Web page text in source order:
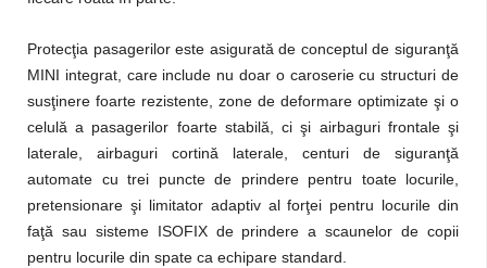
Protecţia pasagerilor este asigurată de conceptul de siguranţă
MINI integrat, care include nu doar o caroserie cu structuri de
susţinere foarte rezistente, zone de deformare optimizate şi o
celulă a pasagerilor foarte stabilă, ci şi airbaguri frontale şi
laterale, airbaguri cortină laterale, centuri de siguranţă
automate cu trei puncte de prindere pentru toate locurile,
pretensionare şi limitator adaptiv al forţei pentru locurile din
faţă sau sisteme ISOFIX de prindere a scaunelor de copii
pentru locurile din spate ca echipare standard.